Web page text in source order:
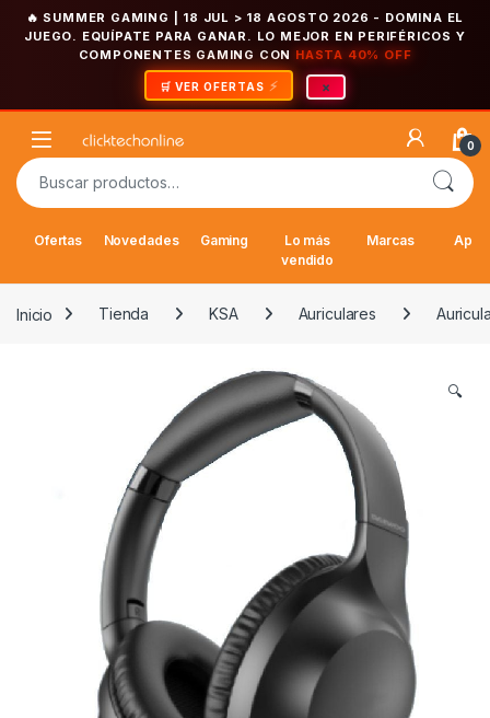
🔥 SUMMER GAMING | 18 JUL > 18 AGOSTO 2026 - DOMINA EL
JUEGO. EQUÍPATE PARA GANAR. LO MEJOR EN PERIFÉRICOS Y
COMPONENTES GAMING CON HASTA 40% OFF
🛒 VER OFERTAS ×
Open 0
Buscar por:
Ofertas Novedades Gaming
Lo más
vendido
Marcas
Inicio Tienda KSA Auriculares
🔍